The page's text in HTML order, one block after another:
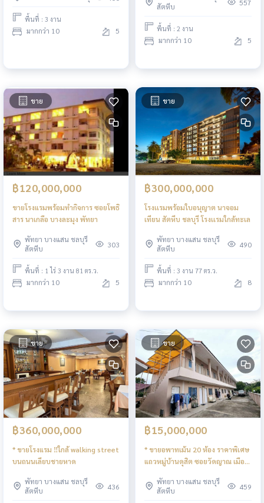
พื้นที่ : 3 งาน
มากกว่า 10 5
สัตหีบ
557
พื้นที่ : 2 งาน
มากกว่า 10 5
ขาย
฿120,000,000
ขายโรงแรมพร้อมทำกิจการ ซอยโพธิ
สาร นาเกลือ บางละมุง พัทยา
พัทยา บางแสน ชลบุรี
สัตหีบ
303
พื้นที่ : 1 ไร่ 3 งาน 81 ตร.ว.
มากกว่า 10 5
ขาย
฿300,000,000
โรงเเรมพร้อมใบอนุญาต นาจอม
เทียน สัตหีบ ชลบุรี โรงเเรมใกล้ทะเล
พัทยา บางแสน ชลบุรี
สัตหีบ
490
พื้นที่ : 3 งาน 77 ตร.ว.
มากกว่า 10 8
ขาย
฿360,000,000
* ขายโรงแรม ‼️ใกล้ walking street
บนถนนเลียบชายหาด
พัทยา บางแสน ชลบุรี
สัตหีบ
436
ขาย
฿15,000,000
* ขาย️️อพาทเม้น 20 ห้อง ราคาพิเศษ
แถวหมู่บ้านดุสิต ซอยวัดญาณ เมือง
พัทยา บางแสน ชลบุรี
สัตหีบ
459